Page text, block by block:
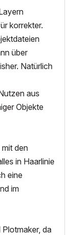
korrekter.
über
Natürlich
aus
Objekte
den
in Haarlinie
eine
im
da